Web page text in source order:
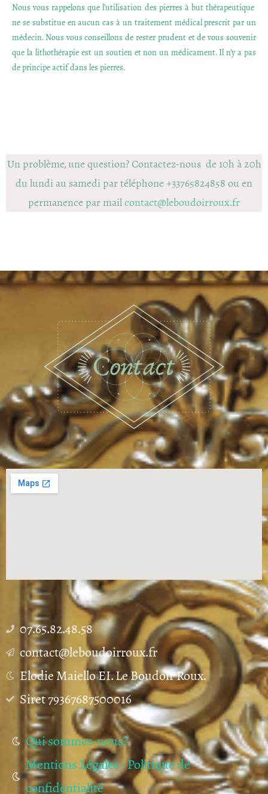
Nous vous rappelons que l’utilisation des pierres à but thérapeutique
ne se substitue en aucun cas à un traitement médical prescrit par un
médecin. Nous vous conseillons de rester prudent et de vous souvenir
que la lithothérapie est un soutien et non un médicament. Il n’y a pas
de principe actif dans les pierres.
Un problème, une question? Contactez-nous de 10h à 20h
du lundi au samedi par téléphone +33765824858 ou en
permanence par mailcontact@leboudoirroux.fr
07.65.82.48.58
contact@leboudoirroux.fr
Elodie Maiello EI. Le Boudoir Roux.
Siret 79367687500016
Qui sommes-nous?
Mentions Légales - Politique de
confidentialité